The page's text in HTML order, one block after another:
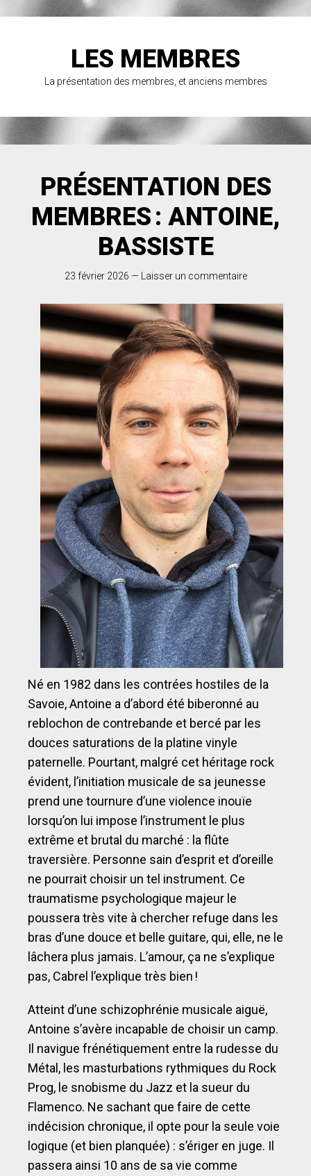
LES MEMBRES
La présentation des membres, et anciens membres
PRÉSENTATION DES
MEMBRES : ANTOINE,
BASSISTE
23 février 2026 — Laisser un commentaire
Né en 1982 dans les contrées hostiles de la
Savoie, Antoine a d’abord été biberonné au
reblochon de contrebande et bercé par les
douces saturations de la platine vinyle
paternelle. Pourtant, malgré cet héritage rock
évident, l’initiation musicale de sa jeunesse
prend une tournure d’une violence inouïe
lorsqu’on lui impose l’instrument le plus
extrême et brutal du marché : la flûte
traversière. Personne sain d’esprit et d’oreille
ne pourrait choisir un tel instrument. Ce
traumatisme psychologique majeur le
poussera très vite à chercher refuge dans les
bras d’une douce et belle guitare, qui, elle, ne le
lâchera plus jamais. L’amour, ça ne s’explique
pas, Cabrel l’explique très bien !
Atteint d’une schizophrénie musicale aiguë,
Antoine s’avère incapable de choisir un camp.
Il navigue frénétiquement entre la rudesse du
Métal, les masturbations rythmiques du Rock
Prog, le snobisme du Jazz et la sueur du
Flamenco. Ne sachant que faire de cette
indécision chronique, il opte pour la seule voie
logique (et bien planquée) : s’ériger en juge. Il
passera ainsi 10 ans de sa vie comme